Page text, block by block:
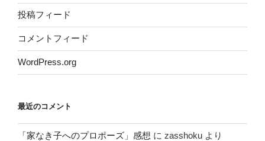
投稿フィード
コメントフィード
WordPress.org
最近のコメント
「家なき子へのプロポーズ」感想 に zasshoku より